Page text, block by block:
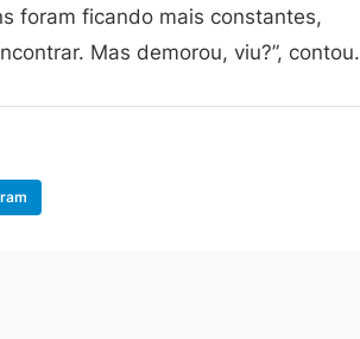
foram ficando mais constantes,
Mas demorou, viu?”, contou.